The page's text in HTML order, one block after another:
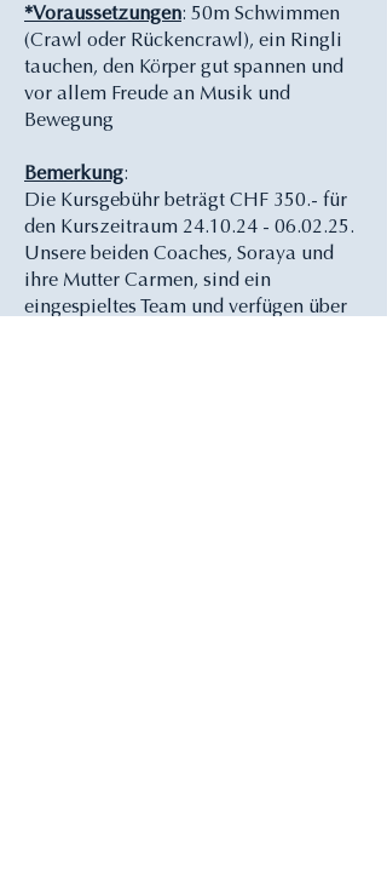
*Voraussetzungen: 50m Schwimmen
(Crawl oder Rückencrawl), ein Ringli
tauchen, den Körper gut spannen und
vor allem Freude an Musik und
Bewegung
Bemerkung:
Die Kursgebühr beträgt CHF 350.- für
den Kurszeitraum 24.10.24 - 06.02.25.
Unsere beiden Coaches, Soraya und
ihre Mutter Carmen, sind ein
eingespieltes Team und verfügen über